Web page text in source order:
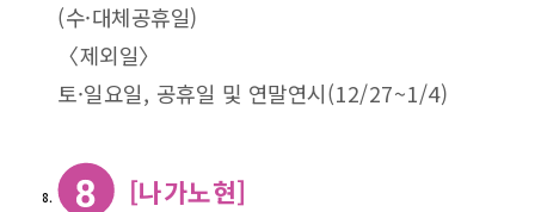
(수·대체공휴일)
〈제외일〉
토·일요일, 공휴일 및 연말연시(12/27~1/4)
[나가노현]